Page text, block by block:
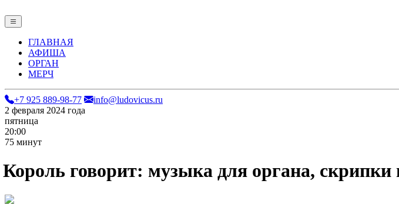
ГЛАВНАЯ
АФИША
ОРГАН
МЕРЧ
+7 925 889-98-77
info@ludovicus.ru
2 февраля 2024 года
пятница
20:00
75 минут
Король говорит: музыка для органа, скрипки